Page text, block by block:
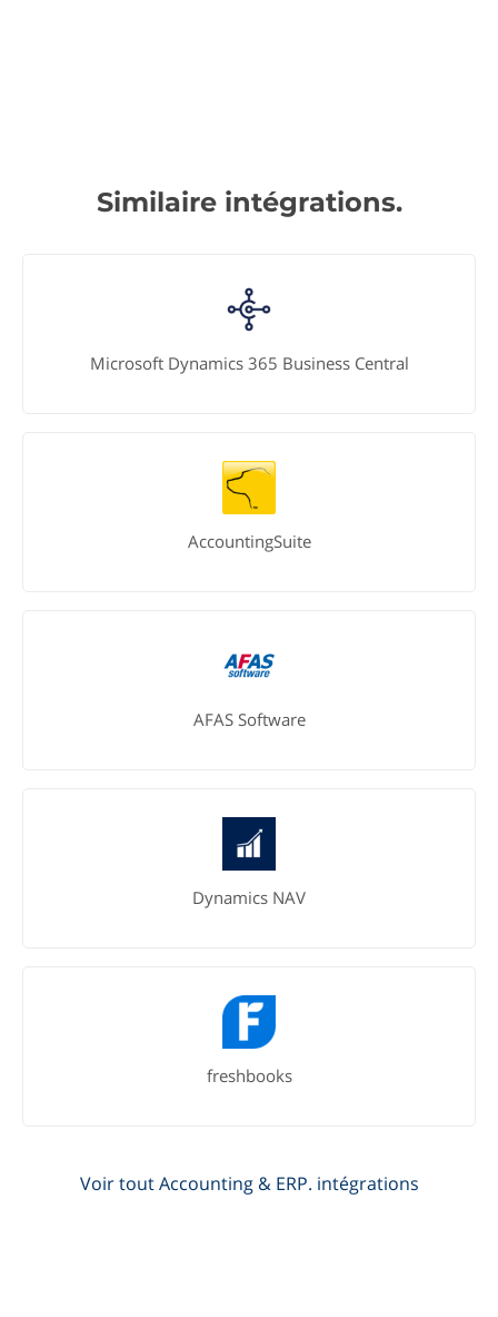
Similaire intégrations.
Microsoft Dynamics 365 Business Central
AccountingSuite
AFAS Software
Dynamics NAV
freshbooks
Voir tout Accounting & ERP. intégrations